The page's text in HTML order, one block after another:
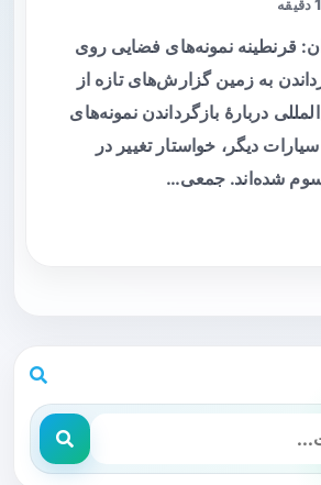
قرنطینه نمونه‌های فضایی روی
به زمین گزارش‌های تازه از
دربارهٔ بازگرداندن نمونه‌های
دیگر، خواستار تغییر در
شده‌اند. جمعی…